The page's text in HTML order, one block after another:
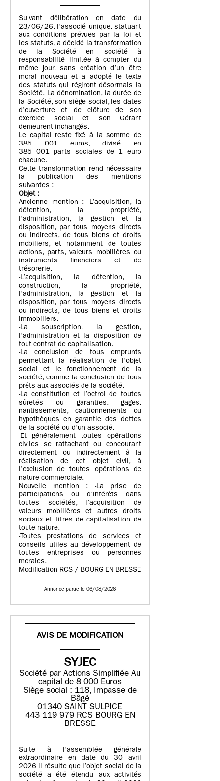
Suivant délibération en date du
23/06/26, l’associé unique, statuant
aux conditions prévues par la loi et
les statuts, a décidé la transformation
de la Société en société à
responsabilité limitée à compter du
même jour, sans création d’un être
moral nouveau et a adopté le texte
des statuts qui régiront désormais la
Société. La dénomination, la durée de
la Société, son siège social, les dates
d’ouverture et de clôture de son
exercice social et son Gérant
demeurent inchangés.
Le capital reste fixé à la somme de
385 001 euros, divisé en
385 001 parts sociales de 1 euro
chacune.
Cette transformation rend nécessaire
la publication des mentions
suivantes :
Objet :
Ancienne mention : -L’acquisition, la
détention, la propriété,
l’administration, la gestion et la
disposition, par tous moyens directs
ou indirects, de tous biens et droits
mobiliers, et notamment de toutes
actions, parts, valeurs mobilières ou
instruments financiers et de
trésorerie.
-L’acquisition, la détention, la
construction, la propriété,
l’administration, la gestion et la
disposition, par tous moyens directs
ou indirects, de tous biens et droits
immobiliers.
-La souscription, la gestion,
l’administration et la disposition de
tout contrat de capitalisation.
-La conclusion de tous emprunts
permettant la réalisation de l’objet
social et le fonctionnement de la
société, comme la conclusion de tous
prêts aux associés de la société.
-La constitution et l’octroi de toutes
sûretés ou garanties, gages,
nantissements, cautionnements ou
hypothèques en garantie des dettes
de la société ou d’un associé.
-Et généralement toutes opérations
civiles se rattachant ou concourant
directement ou indirectement à la
réalisation de cet objet civil, à
l’exclusion de toutes opérations de
nature commerciale.
Nouvelle mention : -La prise de
participations ou d’intérêts dans
toutes sociétés, l’acquisition de
valeurs mobilières et autres droits
sociaux et titres de capitalisation de
toute nature.
-Toutes prestations de services et
conseils utiles au développement de
toutes entreprises ou personnes
morales.
Modification RCS / BOURG-EN-BRESSE
Annonce parue le 06/08/2026
AVIS DE MODIFICATION
SYJEC
Société par Actions SimplifiéeAu
capital de 8 000 Euros
Siège social : 118, Impasse de
Bâgé
01340 SAINT SULPICE
443 119 979 RCS BOURG EN
BRESSE
Suite à l’assemblée générale
extraordinaire en date du 30 avril
2026 il résulte que l’objet social de la
société a été étendu aux activités